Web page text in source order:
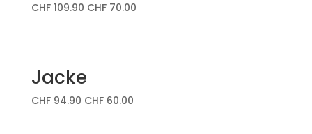
CHF109.90 CHF70.00
Jacke
CHF94.90 CHF60.00